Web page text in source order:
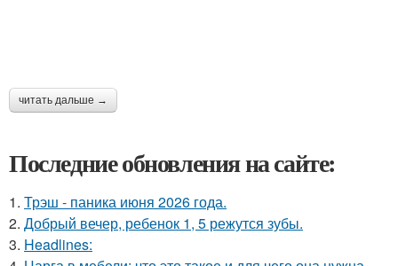
читать дальше →
Последние обновления на сайте:
1. Трэш - паника июня 2026 года.
2. Добрый вечер, ребенок 1, 5 режутся зубы.
3. Headlines: